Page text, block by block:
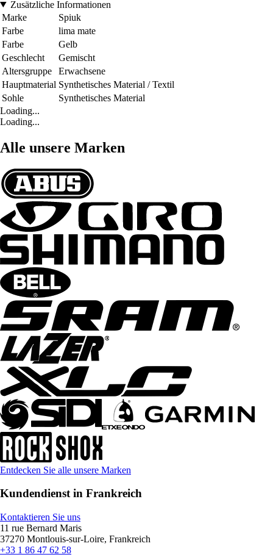
Zusätzliche Informationen
Marke
Spiuk
Farbe
lima mate
Farbe
Gelb
Geschlecht
Gemischt
Altersgruppe
Erwachsene
Hauptmaterial Synthetisches Material / Textil
Sohle
Synthetisches Material
Loading...
Loading...
Alle unsere Marken
Entdecken Sie alle unsere Marken
Kundendienst in Frankreich
Kontaktieren Sie uns
11 rue Bernard Maris
37270 Montlouis-sur-Loire, Frankreich
+33 1 86 47 62 58